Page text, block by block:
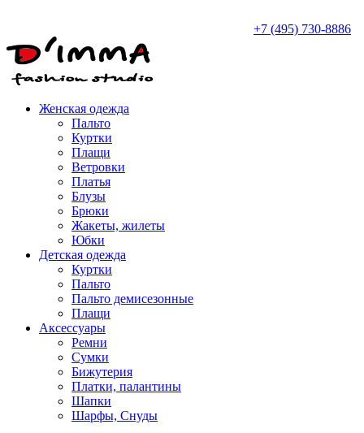
+7 (495) 730-8886
Женская одежда
Пальто
Куртки
Плащи
Ветровки
Платья
Блузы
Брюки
Жакеты, жилеты
Юбки
Детская одежда
Куртки
Пальто
Пальто демисезонные
Плащи
Аксессуары
Ремни
Сумки
Бижутерия
Платки, палантины
Шапки
Шарфы, Снуды